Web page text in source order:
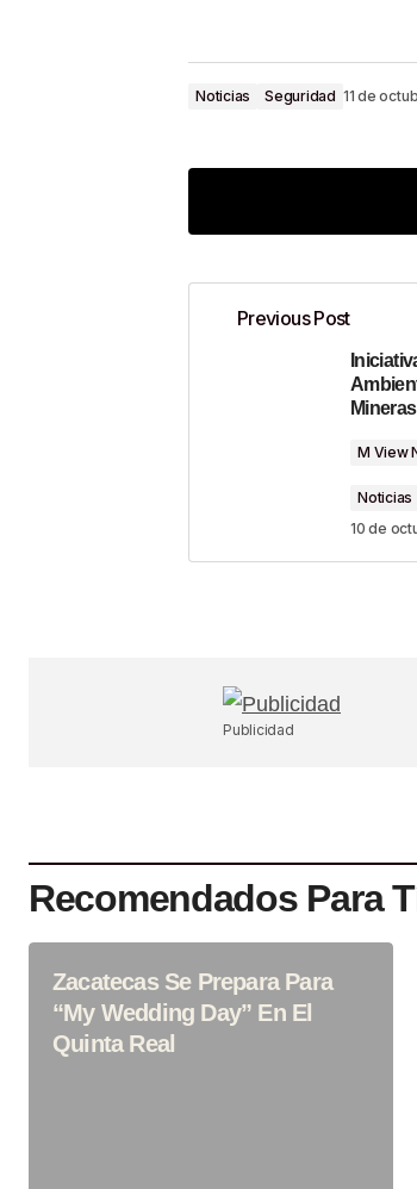
Noticias Seguridad 11 de
Tu dirección de
Haga Un
Previous Post
Mineras
M View
Noticias
10 de
Publicidad
Recomendados Para
Zacatecas Se Prepara Para
“My Wedding Day” En El
Quinta Real